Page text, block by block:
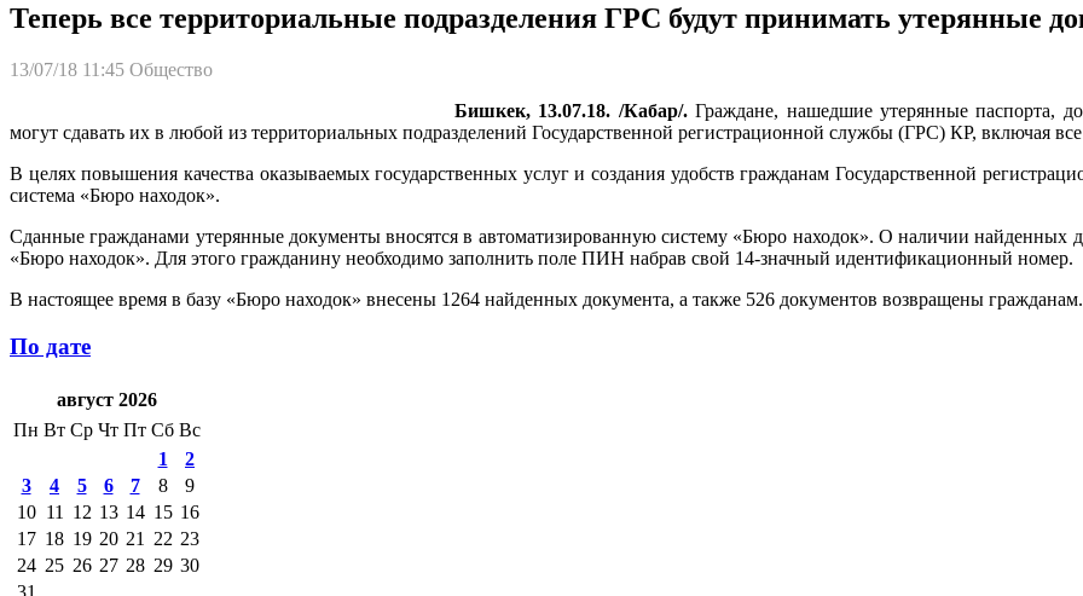
Теперь все территориальные подразделения ГРС будут принимать утерянные
13/07/18 11:45 Общество
Бишкек, 13.07.18. /Кабар/.Граждане, нашедшие утерянные паспорта,
могут сдавать их в любой из территориальных подразделений Государственной регистрационной службы (ГРС) КР, включая
В целях повышения качества оказываемых государственных услуг и создания удобств гражданам Государственной
система «Бюро находок».
Сданные гражданами утерянные документы вносятся в автоматизированную систему «Бюро находок». О наличии
«Бюро находок». Для этого гражданину необходимо заполнить поле ПИН набрав свой 14-значный идентификационный номер.
В настоящее время в базу «Бюро находок» внесены 1264 найденных документа, а также 526 документов возвращены гражданам.
По дате
август 2026
Пн Вт Ср Чт Пт Сб Вс
1
2
3
4 5 6 7 8
9
10 11 12 13 14 15 16
17 18 19 20 21 22 23
24 25 26 27 28 29 30